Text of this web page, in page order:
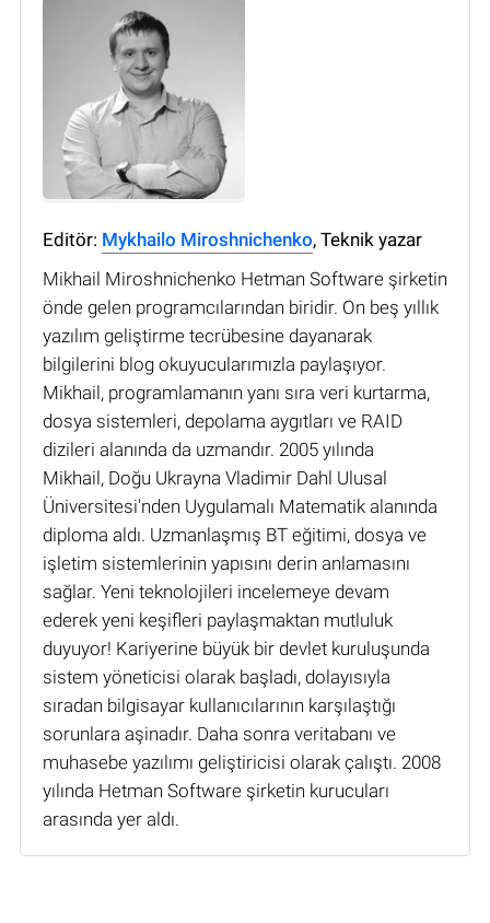
Editör: Mykhailo Miroshnichenko, Teknik yazar
Mikhail Miroshnichenko Hetman Software şirketin
önde gelen programcılarından biridir. On beş yıllık
yazılım geliştirme tecrübesine dayanarak
bilgilerini blog okuyucularımızla paylaşıyor.
Mikhail, programlamanın yanı sıra veri kurtarma,
dosya sistemleri, depolama aygıtları ve RAID
dizileri alanında da uzmandır. 2005 yılında
Mikhail, Doğu Ukrayna Vladimir Dahl Ulusal
Üniversitesi'nden Uygulamalı Matematik alanında
diploma aldı. Uzmanlaşmış BT eğitimi, dosya ve
işletim sistemlerinin yapısını derin anlamasını
sağlar. Yeni teknolojileri incelemeye devam
ederek yeni keşifleri paylaşmaktan mutluluk
duyuyor! Kariyerine büyük bir devlet kuruluşunda
sistem yöneticisi olarak başladı, dolayısıyla
sıradan bilgisayar kullanıcılarının karşılaştığı
sorunlara aşinadır. Daha sonra veritabanı ve
muhasebe yazılımı geliştiricisi olarak çalıştı. 2008
yılında Hetman Software şirketin kurucuları
arasında yer aldı.